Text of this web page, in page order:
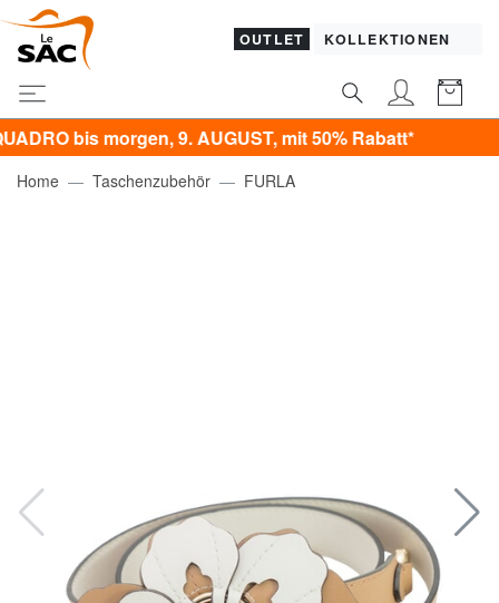
OUTLET KOLLEKTIONEN
bis morgen, 9. AUGUST, mit 50% Rabatt*
Home Taschenzubehör FURLA